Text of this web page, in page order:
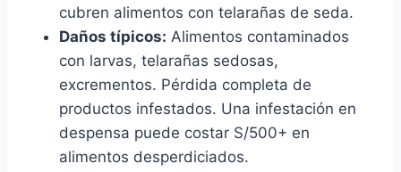
cubren alimentos con telarañas de seda.
Daños típicos: Alimentos contaminados
con larvas, telarañas sedosas,
excrementos. Pérdida completa de
productos infestados. Una infestación en
despensa puede costar S/500+ en
alimentos desperdiciados.